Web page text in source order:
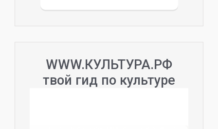
WWW.КУЛЬТУРА.РФ
твой гид по культуре